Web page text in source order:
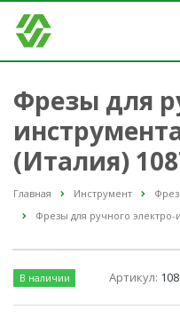
Фрезы для
(Италия)
Главная Инструмент
Фрезы для ручного
В наличии Артикул: